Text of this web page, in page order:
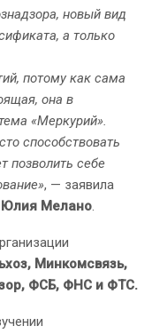
новый вид
а только
потому как сама
она в
«Меркурий».
способствовать
позволить себе
, — заявила
Юлия Мелано.
Минкомсвязь,
ФСБ, ФНС и ФТС.